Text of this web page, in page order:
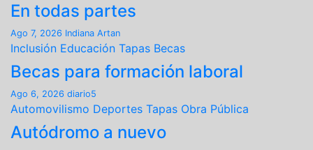
En todas partes
Ago 7, 2026 Indiana Artan
Inclusión Educación Tapas Becas
Becas para formación laboral
Ago 6, 2026 diario5
Automovilismo Deportes Tapas Obra Pública
Autódromo a nuevo